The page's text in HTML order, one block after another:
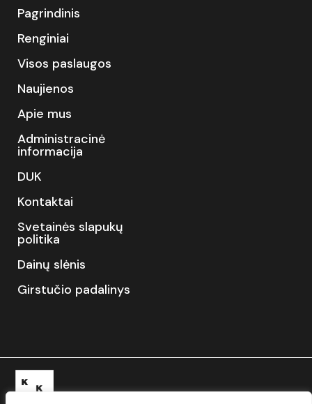
Pagrindinis
Renginiai
Visos paslaugos
Naujienos
Apie mus
Administracinė
informacija
DUK
Kontaktai
Svetainės slapukų
politika
Dainų slėnis
Girstučio padalinys